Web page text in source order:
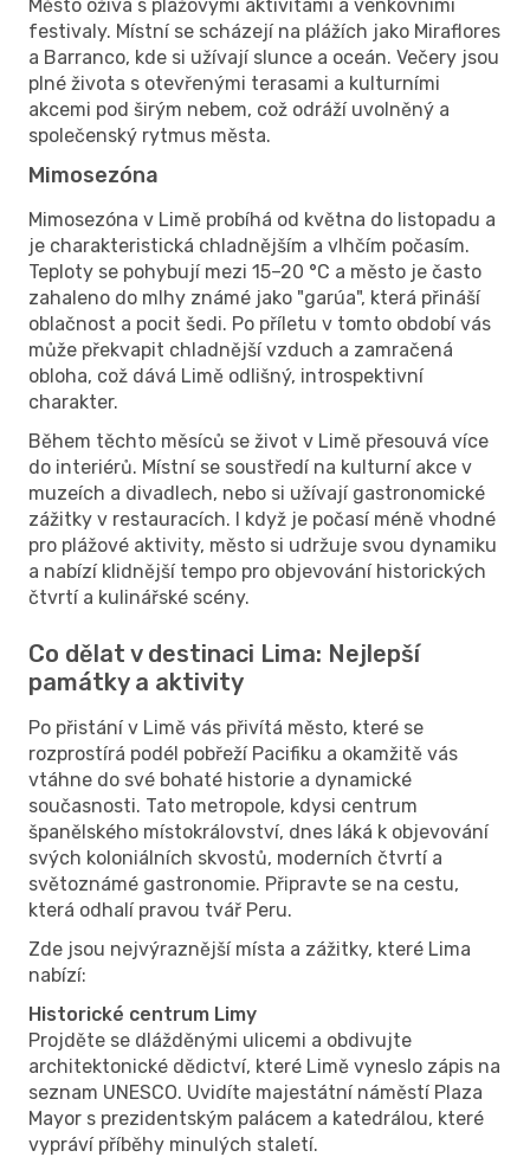
Město ožívá s plážovými aktivitami a venkovními
festivaly. Místní se scházejí na plážích jako Miraflores
a Barranco, kde si užívají slunce a oceán. Večery jsou
plné života s otevřenými terasami a kulturními
akcemi pod širým nebem, což odráží uvolněný a
společenský rytmus města.
Mimosezóna
Mimosezóna v Limě probíhá od května do listopadu a
je charakteristická chladnějším a vlhčím počasím.
Teploty se pohybují mezi 15–20 °C a město je často
zahaleno do mlhy známé jako "garúa", která přináší
oblačnost a pocit šedi. Po příletu v tomto období vás
může překvapit chladnější vzduch a zamračená
obloha, což dává Limě odlišný, introspektivní
charakter.
Během těchto měsíců se život v Limě přesouvá více
do interiérů. Místní se soustředí na kulturní akce v
muzeích a divadlech, nebo si užívají gastronomické
zážitky v restauracích. I když je počasí méně vhodné
pro plážové aktivity, město si udržuje svou dynamiku
a nabízí klidnější tempo pro objevování historických
čtvrtí a kulinářské scény.
Co dělat v destinaci Lima: Nejlepší
památky a aktivity
Po přistání v Limě vás přivítá město, které se
rozprostírá podél pobřeží Pacifiku a okamžitě vás
vtáhne do své bohaté historie a dynamické
současnosti. Tato metropole, kdysi centrum
španělského místokrálovství, dnes láká k objevování
svých koloniálních skvostů, moderních čtvrtí a
světoznámé gastronomie. Připravte se na cestu,
která odhalí pravou tvář Peru.
Zde jsou nejvýraznější místa a zážitky, které Lima
nabízí:
Historické centrum Limy
Projděte se dlážděnými ulicemi a obdivujte
architektonické dědictví, které Limě vyneslo zápis na
seznam UNESCO. Uvidíte majestátní náměstí Plaza
Mayor s prezidentským palácem a katedrálou, které
vypráví příběhy minulých staletí.